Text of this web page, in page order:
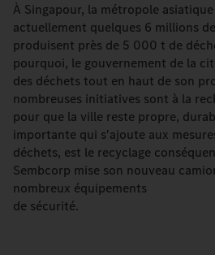
À Singapour, la métropole
actuellement quelques 6 millions
produisent près de 5 000 t de
pourquoi, le gouvernement de la
des déchets tout en haut de son
nombreuses initiatives sont à la
pour que la ville reste propre,
importante qui s'ajoute aux
déchets, est le recyclage
Sembcorp mise son nouveau
nombreux équipements
de sécurité.